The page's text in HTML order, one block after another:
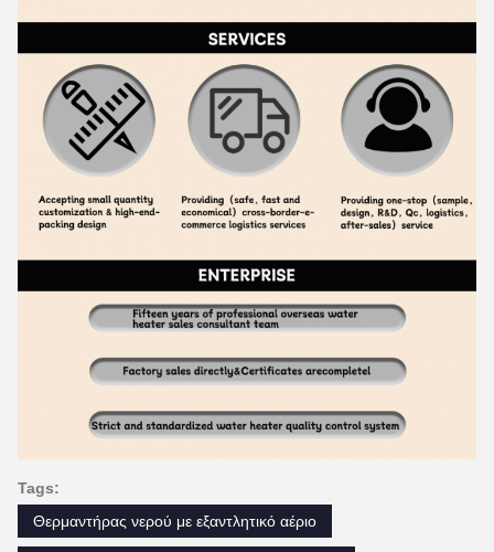
Tags:
Θερμαντήρας νερού με εξαντλητικό αέριο